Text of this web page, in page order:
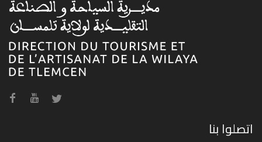
فندق حمام بوغرارة
اتصلوا بنا